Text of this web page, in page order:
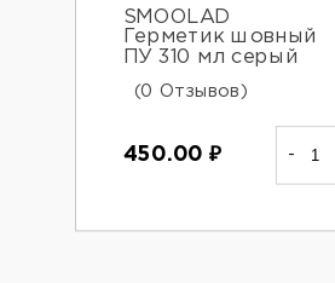
SMOOLAD
Герметик шовный
ПУ 310 мл серый
(0 Отзывов)
450.00 ₽ -